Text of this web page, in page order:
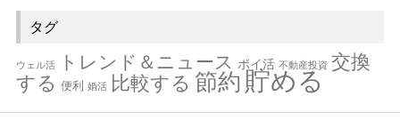
タグ
ウェル活 トレンド＆ニュース ポイ活 不動産投資 交換
する 便利 婚活 比較する 節約 貯める